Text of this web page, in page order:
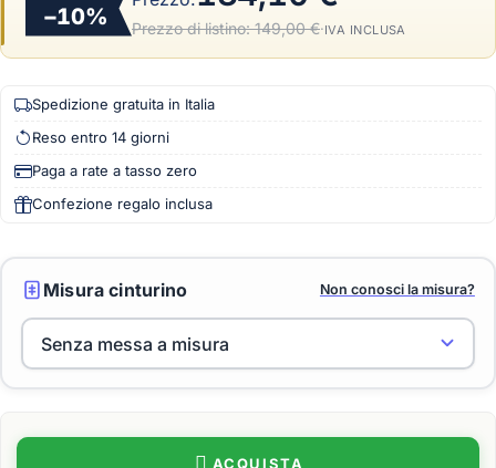
−10% Prezzo di listino:149,00 €·IVA INCLUSA
Spedizione gratuita in Italia
Reso entro 14 giorni
Paga a rate a tasso zero
Confezione regalo inclusa
Misura cinturino Non conosci la misura?
ACQUISTA